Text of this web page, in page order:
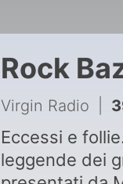
Rock
Virgin Radio
Eccessi e
leggende dei